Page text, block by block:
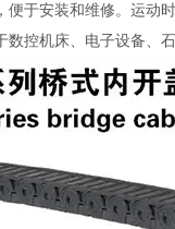
便于安装和维修。运动
数控机床、电子设备、